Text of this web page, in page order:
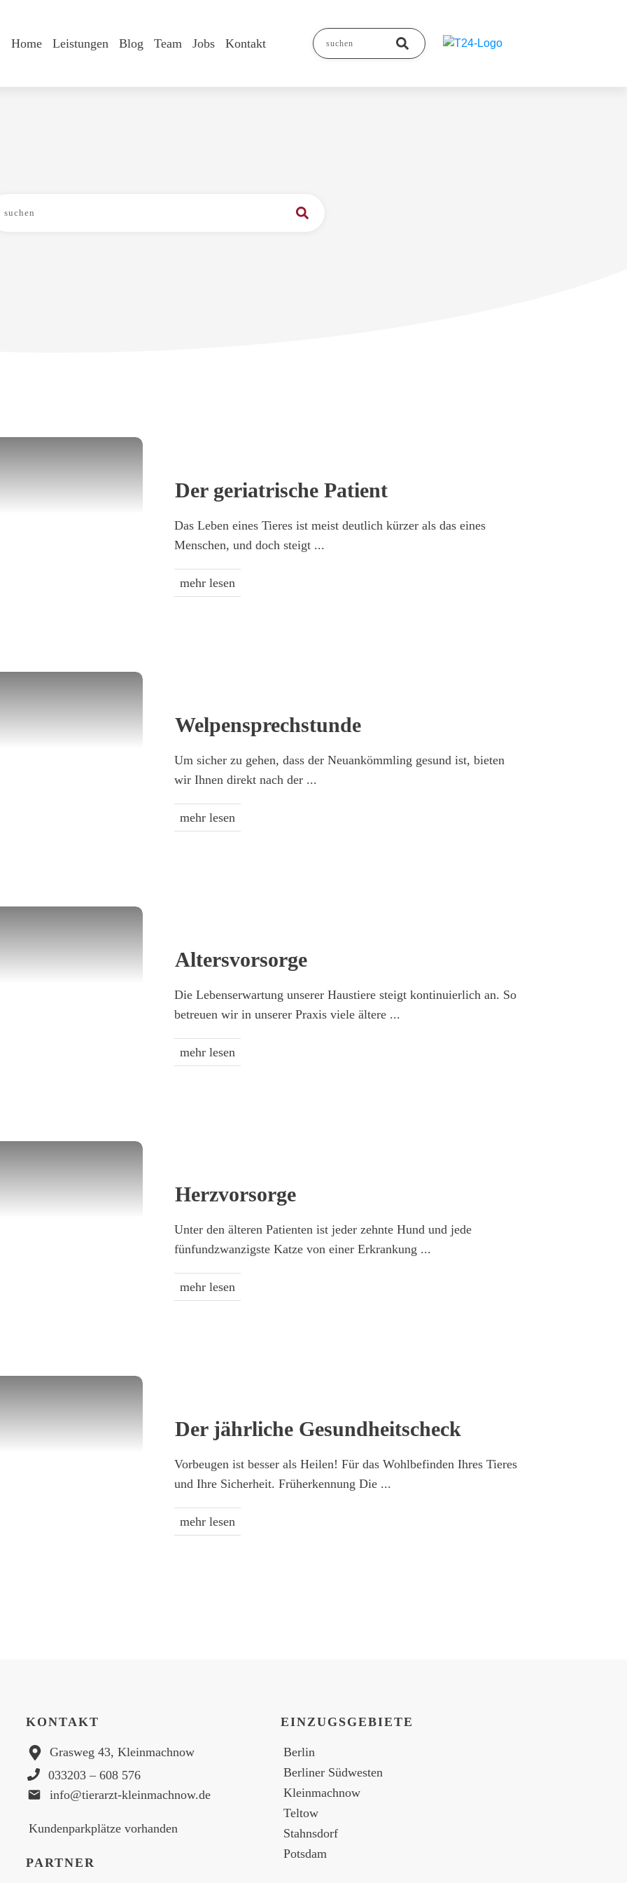
Home Leistungen Blog Team Jobs Kontakt
Der geriatrische Patient
Das Leben eines Tieres ist meist deutlich kürzer als das eines
Menschen, und doch steigt ...
mehr lesen
Welpen­sprechstunde
Um sicher zu gehen, dass der Neuankömmling gesund ist, bieten
wir Ihnen direkt nach der ...
mehr lesen
Alters­vorsorge
Die Lebenserwartung unserer Haustiere steigt kontinuierlich an. So
betreuen wir in unserer Praxis viele ältere ...
mehr lesen
Herz­vorsorge
Unter den älteren Patienten ist jeder zehnte Hund und jede
fünfundzwanzigste Katze von einer Erkrankung ...
mehr lesen
Der jährliche Gesundheits­check
Vorbeugen ist besser als Heilen! Für das Wohlbefinden Ihres Tieres
und Ihre Sicherheit. Früherkennung Die ...
mehr lesen
KONTAKT
Grasweg 43, Kleinmachnow
033203 – 608 576
info@tierarzt-kleinmachnow.de
Kundenparkplätze vorhanden
PARTNER
EINZUGSGEBIETE
Berlin
Berliner Südwesten
Kleinmachnow
Teltow
Stahnsdorf
Potsdam